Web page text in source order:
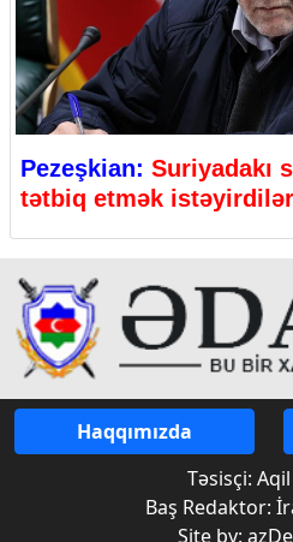
Pezeşkian: Suriyadakı
tətbiq etmək istəyirdilər
Haqqımızda
Təsisçi:
Baş Redaktor:
Site by: